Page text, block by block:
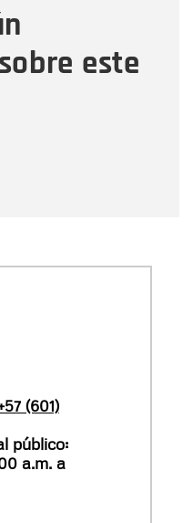
este
(601)
público:
a.m. a